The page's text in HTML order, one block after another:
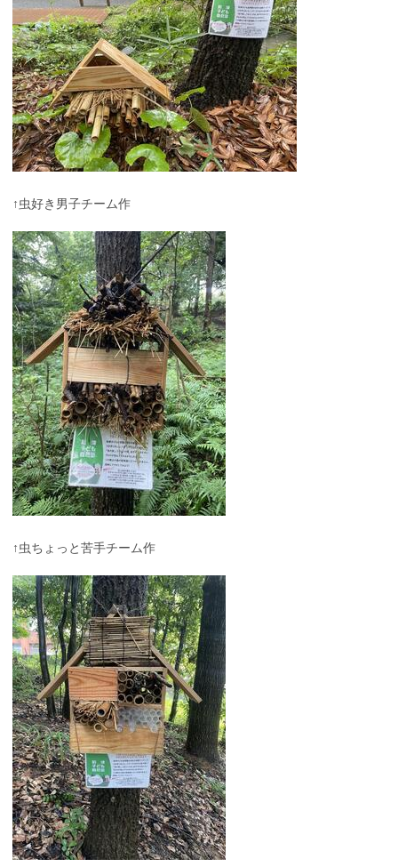
↑虫好き男子チーム作
↑虫ちょっと苦手チーム作